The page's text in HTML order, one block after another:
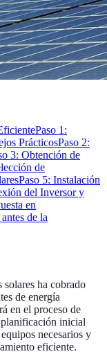
Paso 1:
PrácticosPaso 2:
3: Obtención de
de
Paso 5: Instalación
del Inversor y
en
de la
solares ha cobrado
de energía
en el proceso de
planificación inicial
necesarios y
eficiente.